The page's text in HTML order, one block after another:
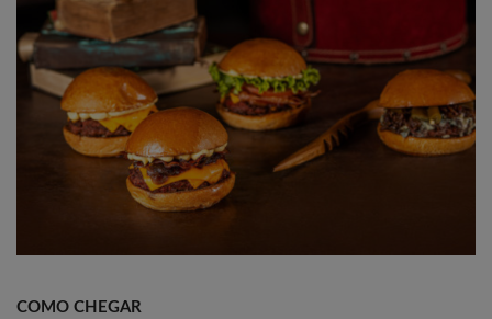
COMO CHEGAR